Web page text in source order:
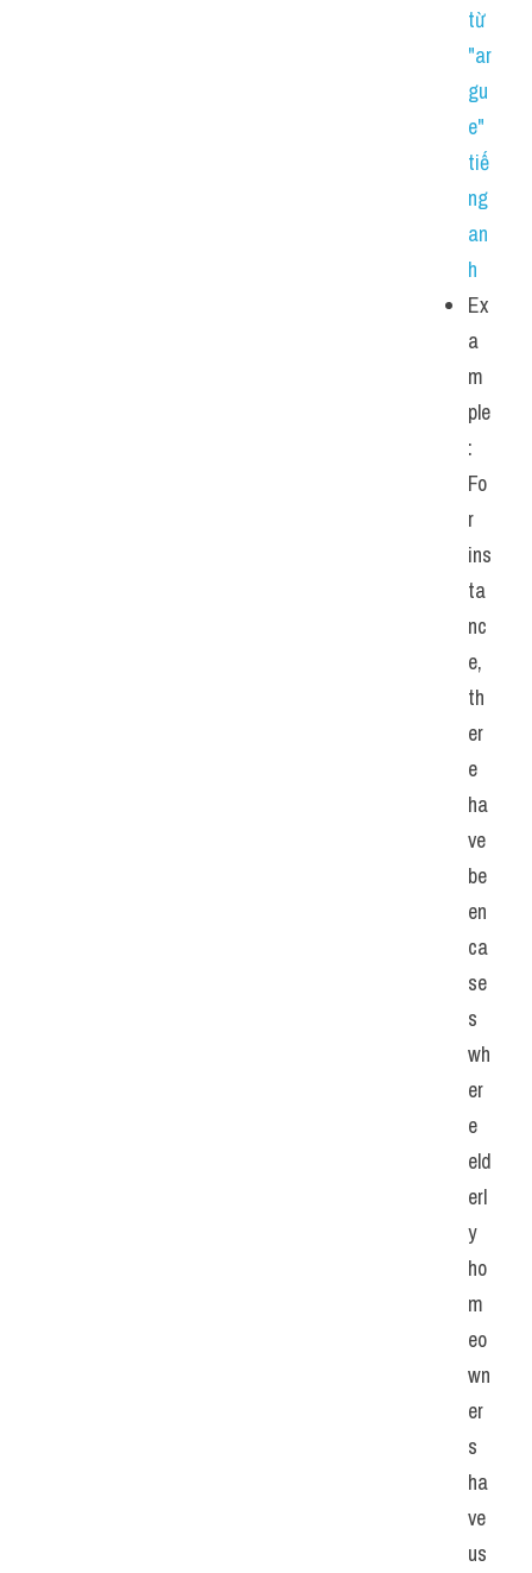
từ
"ar
gu
e"
tiế
ng
an
h
Ex
a
m
ple
:
Fo
r
ins
ta
nc
e,
th
er
e
ha
ve
be
en
ca
se
s
wh
er
e
eld
erl
y
ho
m
eo
wn
er
s
ha
ve
us